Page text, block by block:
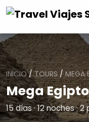
INICIO/TOURS/MEGA
Mega
15 días · 12 noches ·